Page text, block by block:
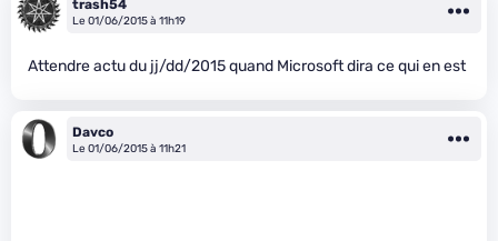
trash54
Le 01/06/2015 à 11h19
Attendre actu du jj/dd/2015 quand Microsoft dira ce qui en est
Davco
Le 01/06/2015 à 11h21